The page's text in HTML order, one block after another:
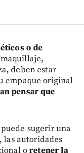
o de
deben estar
empaque original
pensar que
sugerir una
autoridades
oretener la